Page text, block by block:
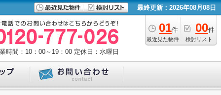
最終更新：2026年08月08日
01件
最近見た物件
00件
検討リスト
時間：10：00～19：00 定休日：水曜日